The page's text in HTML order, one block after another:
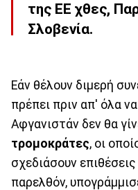
της ΕΕ χθες,
Σλοβενία.
Εάν θέλουν διμερή
πρέπει πριν απ' όλα
Αφγανιστάν δεν θα
τρομοκράτες, οι
σχεδιάσουν
παρελθόν,